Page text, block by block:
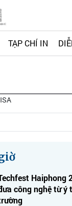
TẠP CHÍ IN
Haiphong
công nghệ từ ý